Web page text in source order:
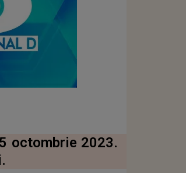
octombrie 2023.